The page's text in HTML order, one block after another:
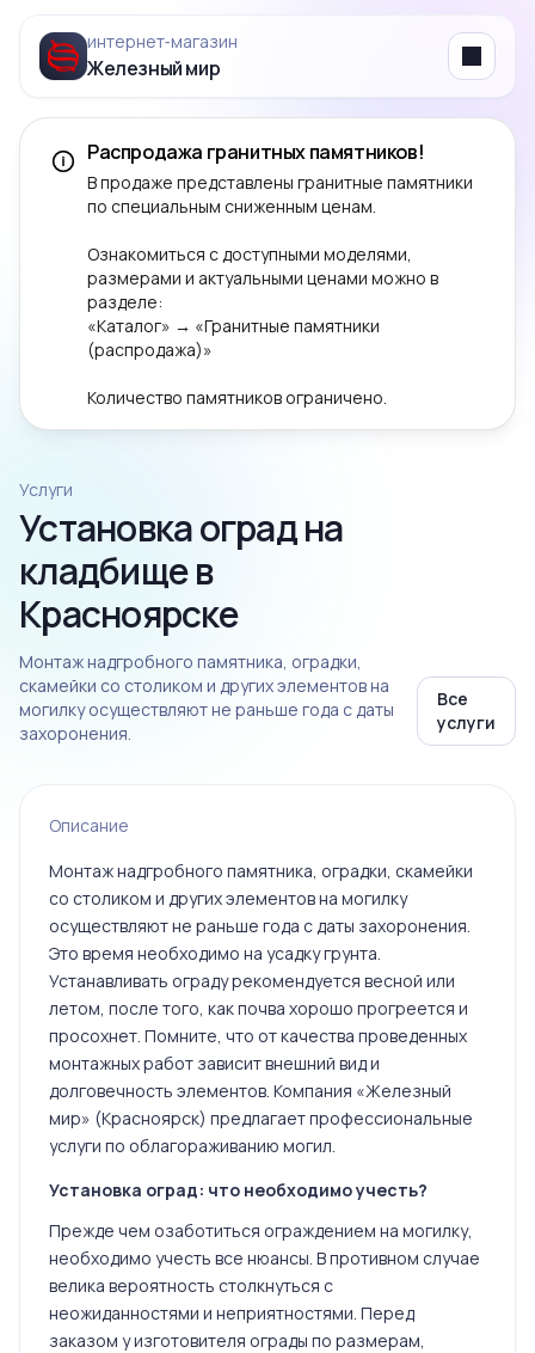
интернет‑магазин
Железный мир Menu
Распродажа гранитных памятников!
В продаже представлены гранитные памятники
по специальным сниженным ценам.
Ознакомиться с доступными моделями,
размерами и актуальными ценами можно в
разделе:
«Каталог» → «Гранитные памятники
(распродажа)»
Количество памятников ограничено.
Услуги
Установка оград на
кладбище в
Красноярске
Монтаж надгробного памятника, оградки,
скамейки со столиком и других элементов на
могилку осуществляют не раньше года с даты
захоронения.
Все
услуги
Описание
Монтаж надгробного памятника, оградки, скамейки
со столиком и других элементов на могилку
осуществляют не раньше года с даты захоронения.
Это время необходимо на усадку грунта.
Устанавливать ограду рекомендуется весной или
летом, после того, как почва хорошо прогреется и
просохнет. Помните, что от качества проведенных
монтажных работ зависит внешний вид и
долговечность элементов. Компания «Железный
мир» (Красноярск) предлагает профессиональные
услуги по облагораживанию могил.
Установка оград: что необходимо учесть?
Прежде чем озаботиться ограждением на могилку,
необходимо учесть все нюансы. В противном случае
велика вероятность столкнуться с
неожиданностями и неприятностями. Перед
заказом у изготовителя ограды по размерам,